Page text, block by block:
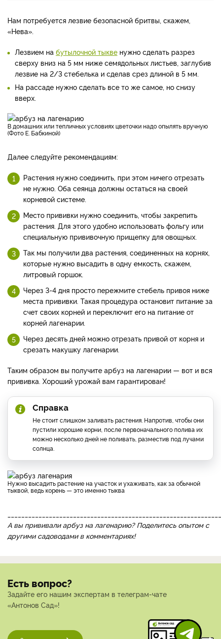
Нам потребуется лезвие безопасной бритвы, скажем,
«Нева».
Лезвием на бутылочной тыкве нужно сделать разрез
сверху вниз на 5 мм ниже семядольных листьев, заглубив
лезвие на 2/3 стебелька и сделав срез длиной в 5 мм.
На рассаде нужно сделать все то же самое, но снизу
вверх.
В домашних или тепличных условиях цветочки надо опылять вручную
(Фото Е. Бабкиной)
Далее следуйте рекомендациям:
Растения нужно соединить, при этом ничего отрезать
не нужно. Оба сеянца должны остаться на своей
корневой системе.
Место прививки нужно соединить, чтобы закрепить
растения. Для этого удобно использовать фольгу или
специальную прививочную прищепку для овощных.
Так мы получили два растения, соединенных на корнях,
которые нужно высадить в одну емкость, скажем,
литровый горшок.
Через 3-4 дня просто пережмите стебель привоя ниже
места прививки. Такая процедура остановит питание за
счет своих корней и переключит его на питание от
корней лагенарии.
Через десять дней можно отрезать привой от корня и
срезать макушку лагенарии.
Таким образом вы получите арбуз на лагенарии — вот и вся
прививка. Хороший урожай вам гарантирован!
Справка
Не стоит слишком заливать растения. Напротив, чтобы они
пустили хорошие корни, после первоначального полива их
можно несколько дней не поливать, разместив под лучами
солнца.
тыквой, ведь корень — это именно тыква
А вы прививали арбуз на лагенарию? Поделитесь опытом с
другими садоводами в комментариях!
Есть вопрос?
Задайте его нашим экспертам в телеграм-чате
«Антонов Сад»!